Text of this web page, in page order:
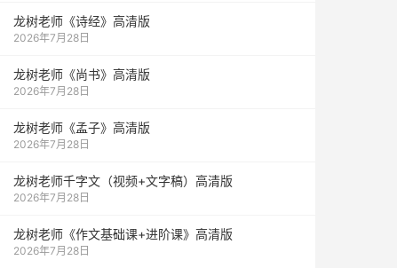
龙树老师《诗经》高清版
2026年7月28日
龙树老师《尚书》高清版
2026年7月28日
龙树老师《孟子》高清版
2026年7月28日
龙树老师千字文（视频+文字稿）高清版
2026年7月28日
龙树老师《作文基础课+进阶课》高清版
2026年7月28日